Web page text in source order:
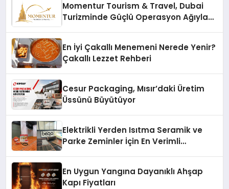
Momentur Tourism & Travel, Dubai
Turizminde Güçlü Operasyon Ağıyla
En İyi Çakallı Menemeni Nerede Yenir?
Çakallı Lezzet Rehberi
Cesur Packaging, Mısır’daki Üretim
Üssünü Büyütüyor
Elektrikli Yerden Isıtma Seramik ve
Parke Zeminler İçin En Verimli
En Uygun Yangına Dayanıklı Ahşap
Kapı Fiyatları